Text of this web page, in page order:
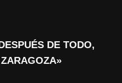
DE TODO,